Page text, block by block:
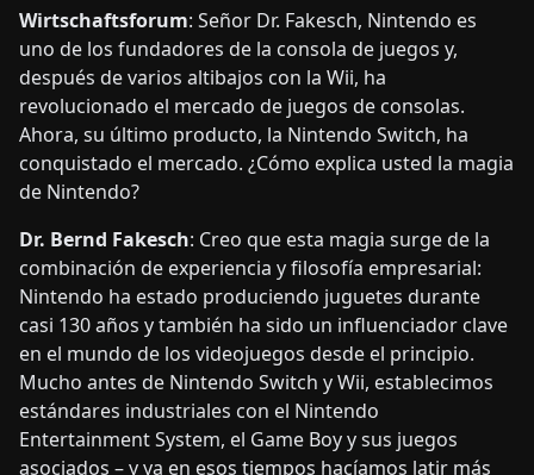
Wirtschaftsforum: Señor Dr. Fakesch, Nintendo es
uno de los fundadores de la consola de juegos y,
después de varios altibajos con la Wii, ha
revolucionado el mercado de juegos de consolas.
Ahora, su último producto, la Nintendo Switch, ha
conquistado el mercado. ¿Cómo explica usted la magia
de Nintendo?
Dr. Bernd Fakesch: Creo que esta magia surge de la
combinación de experiencia y filosofía empresarial:
Nintendo ha estado produciendo juguetes durante
casi 130 años y también ha sido un influenciador clave
en el mundo de los videojuegos desde el principio.
Mucho antes de Nintendo Switch y Wii, establecimos
estándares industriales con el Nintendo
Entertainment System, el Game Boy y sus juegos
asociados – y ya en esos tiempos hacíamos latir más